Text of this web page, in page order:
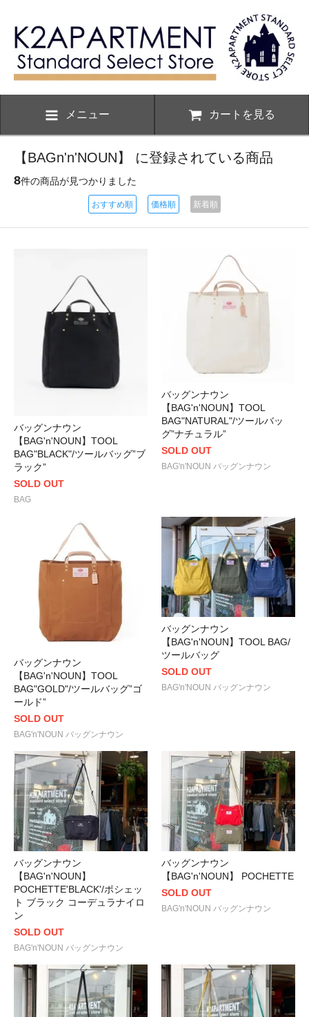
メニュー カートを見る
【BAGn'n'NOUN】 に登録されている商品
8件の商品が見つかりました
おすすめ順 価格順 新着順
バッグンナウン
【BAG'n'NOUN】TOOL
BAG"BLACK"/ツールバッグ”ブ
ラック”
SOLD OUT
BAG
バッグンナウン
【BAG'n'NOUN】TOOL
BAG"NATURAL"/ツールバッ
グ”ナチュラル”
SOLD OUT
BAG'n'NOUN バッグンナウン
バッグンナウン
【BAG'n'NOUN】TOOL
BAG"GOLD"/ツールバッグ”ゴ
ールド”
SOLD OUT
BAG'n'NOUN バッグンナウン
バッグンナウン
【BAG'n'NOUN】TOOL BAG/
ツールバッグ
SOLD OUT
BAG'n'NOUN バッグンナウン
バッグンナウン
【BAG'n'NOUN】
POCHETTE'BLACK'/ポシェッ
ト ブラック コーデュラナイロ
ン
SOLD OUT
BAG'n'NOUN バッグンナウン
バッグンナウン
【BAG'n'NOUN】 POCHETTE
SOLD OUT
BAG'n'NOUN バッグンナウン